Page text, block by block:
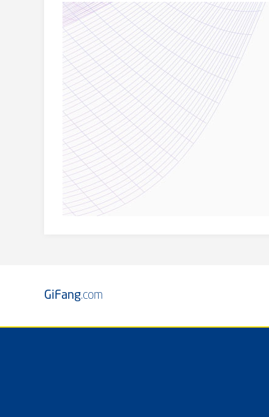
GiFang.com